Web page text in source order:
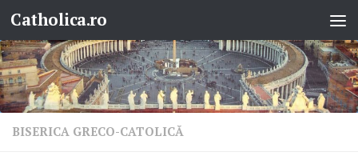
Skip to content
Catholica.ro
BISERICA GRECO-CATOLICĂ